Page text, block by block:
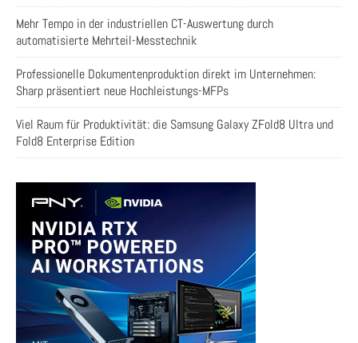
Mehr Tempo in der industriellen CT-Auswertung durch
automatisierte Mehrteil-Messtechnik
Professionelle Dokumentenproduktion direkt im Unternehmen:
Sharp präsentiert neue Hochleistungs-MFPs
Viel Raum für Produktivität: die Samsung Galaxy ZFold8 Ultra und
Fold8 Enterprise Edition